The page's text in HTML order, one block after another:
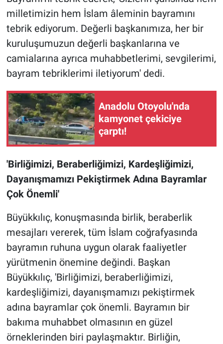
milletimizin hem İslam âleminin bayramını
tebrik ediyorum. Değerli başkanımıza, her bir
kuruluşumuzun değerli başkanlarına ve
camialarına ayrıca muhabbetlerimi, sevgilerimi,
bayram tebriklerimi iletiyorum' dedi.
Anadolu Otoyolu'nda
kamyonet çekiciye
çarptı!
'Birliğimizi, Beraberliğimizi, Kardeşliğimizi,
Dayanışmamızı Pekiştirmek Adına Bayramlar
Çok Önemli'
Büyükkılıç, konuşmasında birlik, beraberlik
mesajları vererek, tüm İslam coğrafyasında
bayramın ruhuna uygun olarak faaliyetler
yürütmenin önemine değindi. Başkan
Büyükkılıç, 'Birliğimizi, beraberliğimizi,
kardeşliğimizi, dayanışmamızı pekiştirmek
adına bayramlar çok önemli. Bayramın bir
bakıma muhabbet olmasının en güzel
örneklerinden biri paylaşmaktır. Birliğin,